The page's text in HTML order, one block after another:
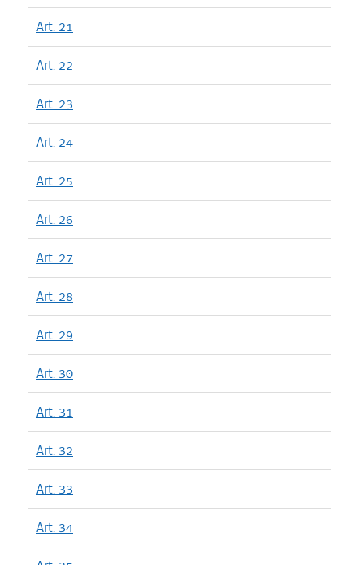
Art. 21
Art. 22
Art. 23
Art. 24
Art. 25
Art. 26
Art. 27
Art. 28
Art. 29
Art. 30
Art. 31
Art. 32
Art. 33
Art. 34